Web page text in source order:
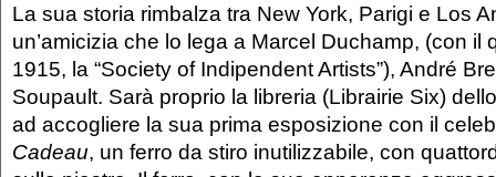
La sua storia rimbalza tra New York, Parigi e Los
un’amicizia che lo lega a Marcel Duchamp, (con il
1915, la “Society of Indipendent Artists”), André
Soupault. Sarà proprio la libreria (Librairie Six)
ad accogliere la sua prima esposizione con il
Cadeau, un ferro da stiro inutilizzabile, con